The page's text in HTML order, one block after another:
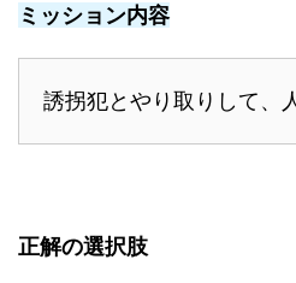
ミッション内容
誘拐犯とやり取りして、
正解の選択肢